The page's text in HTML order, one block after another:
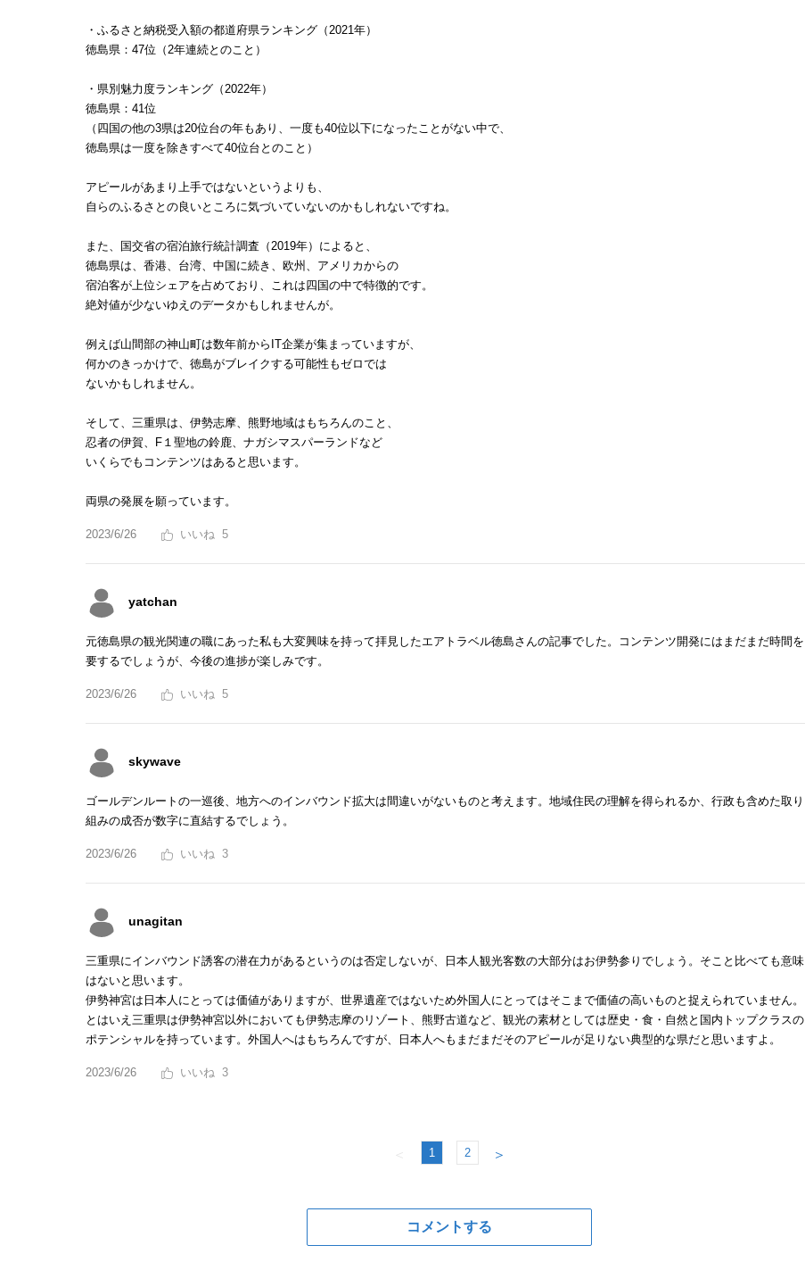
・ふるさと納税受入額の都道府県ランキング（2021年）
徳島県：47位（2年連続とのこと）
・県別魅力度ランキング（2022年）
徳島県：41位
（四国の他の3県は20位台の年もあり、一度も40位以下になったことがない中で、
徳島県は一度を除きすべて40位台とのこと）
アピールがあまり上手ではないというよりも、
自らのふるさとの良いところに気づいていないのかもしれないですね。
また、国交省の宿泊旅行統計調査（2019年）によると、
徳島県は、香港、台湾、中国に続き、欧州、アメリカからの
宿泊客が上位シェアを占めており、これは四国の中で特徴的です。
絶対値が少ないゆえのデータかもしれませんが。
例えば山間部の神山町は数年前からIT企業が集まっていますが、
何かのきっかけで、徳島がブレイクする可能性もゼロでは
ないかもしれません。
そして、三重県は、伊勢志摩、熊野地域はもちろんのこと、
忍者の伊賀、F１聖地の鈴鹿、ナガシマスパーランドなど
いくらでもコンテンツはあると思います。
両県の発展を願っています。
2023/6/26 5
yatchan
元徳島県の観光関連の職にあった私も大変興味を持って拝見したエアトラベル徳島さんの記事でした。コンテンツ開発にはまだまだ時間を
要するでしょうが、今後の進捗が楽しみです。
2023/6/26 5
skywave
ゴールデンルートの一巡後、地方へのインバウンド拡大は間違いがないものと考えます。地域住民の理解を得られるか、行政も含めた取り
組みの成否が数字に直結するでしょう。
2023/6/26 3
unagitan
三重県にインバウンド誘客の潜在力があるというのは否定しないが、日本人観光客数の大部分はお伊勢参りでしょう。そこと比べても意味
はないと思います。
伊勢神宮は日本人にとっては価値がありますが、世界遺産ではないため外国人にとってはそこまで価値の高いものと捉えられていません。
とはいえ三重県は伊勢神宮以外においても伊勢志摩のリゾート、熊野古道など、観光の素材としては歴史・食・自然と国内トップクラスの
ポテンシャルを持っています。外国人へはもちろんですが、日本人へもまだまだそのアピールが足りない典型的な県だと思いますよ。
2023/6/26 3
＜ 1 2 ＞
コメントする